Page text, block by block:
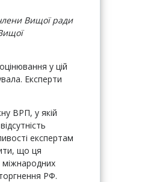
Вищої ради
у цій
Експерти
ВРП, у якій
експертам
що ця
міжнародних
РФ.